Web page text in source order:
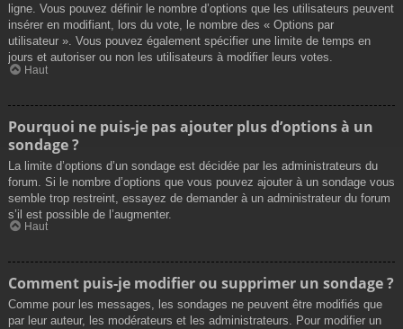
ligne. Vous pouvez définir le nombre d’options que les utilisateurs peuvent
insérer en modifiant, lors du vote, le nombre des « Options par
utilisateur ». Vous pouvez également spécifier une limite de temps en
jours et autoriser ou non les utilisateurs à modifier leurs votes.
Haut
Pourquoi ne puis-je pas ajouter plus d’options à un
sondage ?
La limite d’options d’un sondage est décidée par les administrateurs du
forum. Si le nombre d’options que vous pouvez ajouter à un sondage vous
semble trop restreint, essayez de demander à un administrateur du forum
s’il est possible de l’augmenter.
Haut
Comment puis-je modifier ou supprimer un sondage ?
Comme pour les messages, les sondages ne peuvent être modifiés que
par leur auteur, les modérateurs et les administrateurs. Pour modifier un